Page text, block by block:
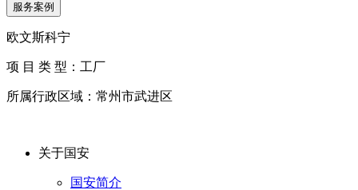
服务案例
欧文斯科宁
项 目 类 型：工厂
所属行政区域：常州市武进区
关于国安
国安简介